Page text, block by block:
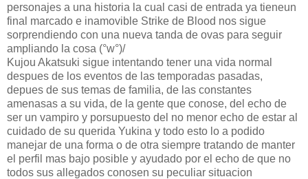
personajes a una historia la cual casi de entrada ya tieneun
final marcado e inamovible Strike de Blood nos sigue
sorprendiendo con una nueva tanda de ovas para seguir
ampliando la cosa (°w°)/
Kujou Akatsuki sigue intentando tener una vida normal
despues de los eventos de las temporadas pasadas,
depues de sus temas de familia, de las constantes
amenasas a su vida, de la gente que conose, del echo de
ser un vampiro y porsupuesto del no menor echo de estar al
cuidado de su querida Yukina y todo esto lo a podido
manejar de una forma o de otra siempre tratando de manter
el perfil mas bajo posible y ayudado por el echo de que no
todos sus allegados conosen su peculiar situacion